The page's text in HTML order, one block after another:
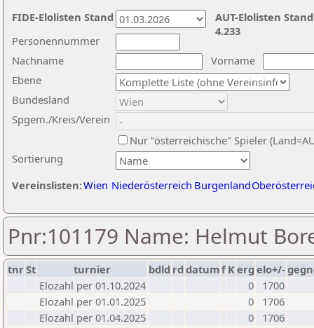
Nachname
Vorname
Ebene
Sortierung
Personennummer
Bundesland
Spgem./Kreis/Verein
Nur "österreichische" Spieler
Vereinslisten:Wien Niederösterreich Burgenland
AUT-Elolisten
4.233
FIDE-Elolisten Stand
Pnr:101179 Name: Helmut
tnrSt turnier bdld rd datumf Kerg elo+/-
Elozahl per 01.10.2024
0
1700
Elozahl per 01.01.2025
0
1706
Elozahl per 01.04.2025
0
1706